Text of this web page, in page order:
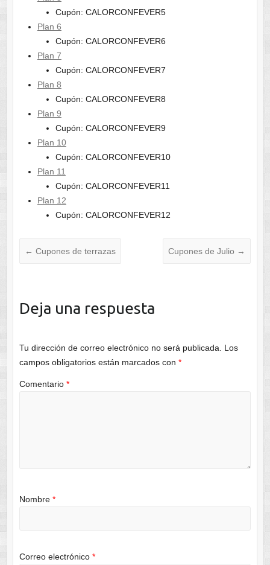
Cupón: CALORCONFEVER5
Plan 6
Cupón: CALORCONFEVER6
Plan 7
Cupón: CALORCONFEVER7
Plan 8
Cupón: CALORCONFEVER8
Plan 9
Cupón: CALORCONFEVER9
Plan 10
Cupón: CALORCONFEVER10
Plan 11
Cupón: CALORCONFEVER11
Plan 12
Cupón: CALORCONFEVER12
← Cupones de terrazas Cupones de Julio →
Deja una respuesta
Tu dirección de correo electrónico no será publicada. Los
campos obligatorios están marcados con *
Comentario *
Nombre *
Correo electrónico *